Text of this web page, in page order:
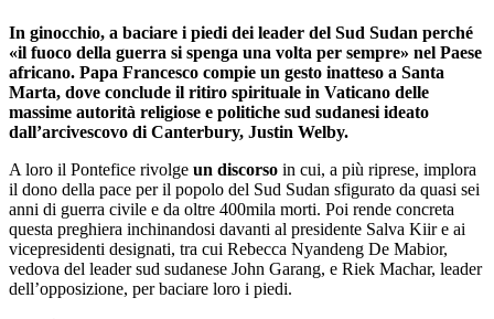
In ginocchio, a baciare i piedi dei leader del Sud Sudan perché
«il fuoco della guerra si spenga una volta per sempre» nel Paese
africano. Papa Francesco compie un gesto inatteso a Santa
Marta, dove conclude il ritiro spirituale in Vaticano delle
massime autorità religiose e politiche sud sudanesi ideato
dall’arcivescovo di Canterbury, Justin Welby.
A loro il Pontefice rivolge un discorso in cui, a più riprese, implora
il dono della pace per il popolo del Sud Sudan sfigurato da quasi sei
anni di guerra civile e da oltre 400mila morti. Poi rende concreta
questa preghiera inchinandosi davanti al presidente Salva Kiir e ai
vicepresidenti designati, tra cui Rebecca Nyandeng De Mabior,
vedova del leader sud sudanese John Garang, e Riek Machar, leader
dell’opposizione, per baciare loro i piedi.